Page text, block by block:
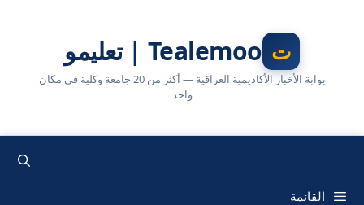
Tealemoo | تعليمو
بوابة الأخبار الأكاديمية العراقية — أكثر من 20 جامعة وكلية في مكان
واحد
القائمة